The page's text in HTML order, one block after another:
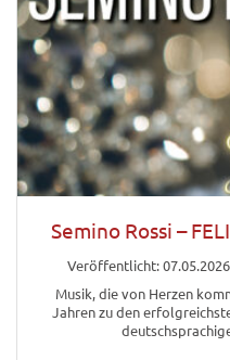
Semino Rossi –
Veröffentlicht: 07.05.2026
Musik, die von Herzen
Jahren zu den